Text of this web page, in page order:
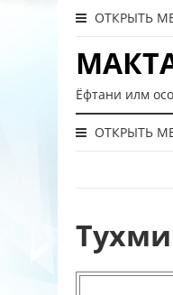
ОТКРЫТЬ
Ёфтани илм
ОТКРЫТЬ